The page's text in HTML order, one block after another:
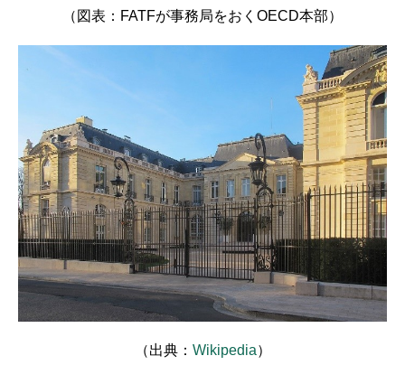
（図表：FATFが事務局をおくOECD本部）
（出典： Wikipedia）